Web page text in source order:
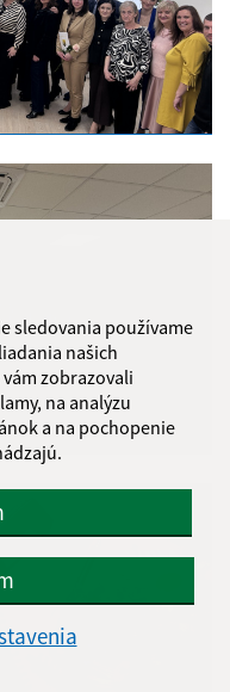
sledovania používame
našich
zobrazovali
na analýzu
a na pochopenie